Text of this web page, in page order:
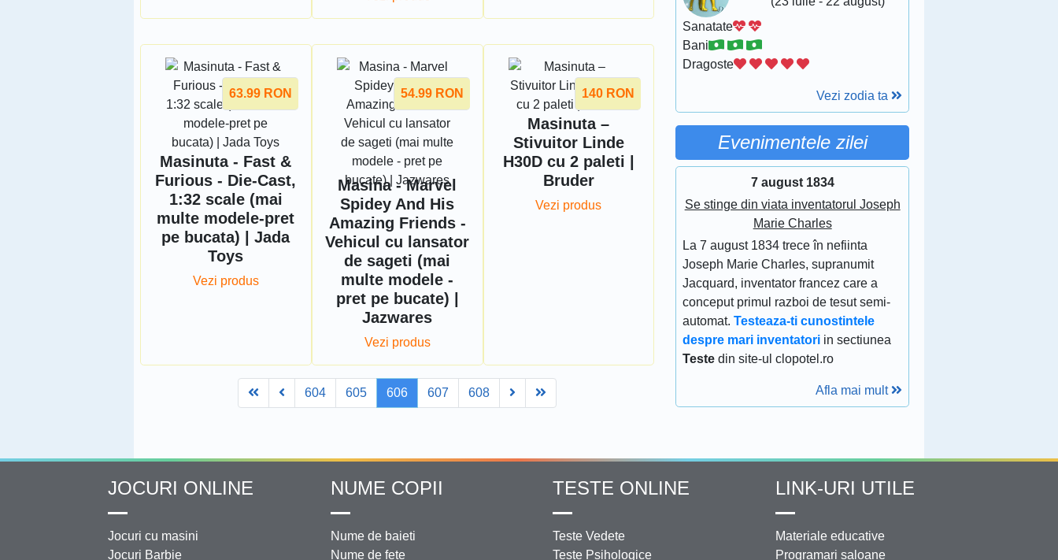
63.99 RON
Masinuta - Fast &
Furious - Die-Cast,
1:32 scale (mai
multe modele-pret
pe bucata) | Jada
Toys
Vezi produs
54.99 RON
Masina - Marvel
Spidey And His
Amazing Friends -
Vehicul cu lansator
de sageti (mai
multe modele -
pret pe bucate) |
Jazwares
Vezi produs
140 RON
Masinuta –
Stivuitor Linde
H30D cu 2 paleti |
Bruder
Vezi produs
FirstPrev604 605 606 607 608 Next
Sanatate
Bani
Dragoste
Vezi zodia ta
Evenimentele zilei
7 august 1834
Se stinge din viata inventatorul Joseph
Marie Charles
La 7 august 1834 trece în nefiinta
Joseph Marie Charles, supranumit
Jacquard, inventator francez care a
conceput primul razboi de tesut semi-
automat.Testeaza-ti cunostintele
despre mari inventatori in sectiunea
Teste din site-ul clopotel.ro
Afla mai mult
JOCURI ONLINE
Jocuri cu masini
Jocuri Barbie
NUME COPII
Nume de baieti
Nume de fete
TESTE ONLINE
Teste Vedete
Teste Psihologice
LINK-URI UTILE
Materiale educative
Programari saloane